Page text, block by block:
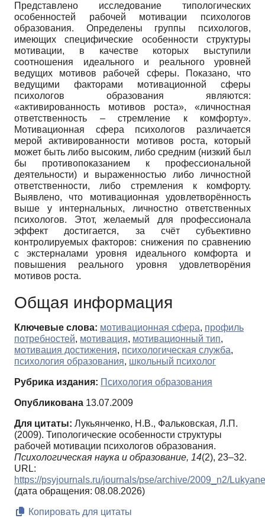
Представлено исследование типологических
особенностей рабочей мотивации психологов
образования. Определены группы психологов,
имеющих специфические особенности структуры
мотивации, в качестве которых выступили
соотношения идеального и реального уровней
ведущих мотивов рабочей сферы. Показано, что
ведущими факторами мотивационной сферы
психологов образования являются:
«активированность мотивов роста», «личностная
ответственность – стремление к комфорту».
Мотивационная сфера психологов различается
мерой активированности мотивов роста, который
может быть либо высоким, либо средним (низкий был
бы противопоказанием к профессиональной
деятельности) и выраженностью либо личностной
ответственности, либо стремления к комфорту.
Выявлено, что мотивационная удовлетворённость
выше у интернальных, личностно ответственных
психологов. Этот, желаемый для профессионала
эффект достигается, за счёт субъективно
контролируемых факторов: снижения по сравнению
с экстерналами уровня идеального комфорта и
повышения реального уровня удовлетворёния
мотивов роста.
Общая информация
Ключевые слова: мотивационная сфера, профиль
потребностей, мотивация, мотивационный тип,
мотивация достижения, психологическая служба,
психология образования, школьный психолог
Рубрика издания: Психология образования
Опубликована 13.07.2009
Для цитаты: Лукьянченко, Н.В., Фальковская, Л.П.
(2009). Типологические особенности структуры
рабочей мотивации психологов образования.
Психологическая наука и образование, 14(2), 23–32.
URL:
https://psyjournals.ru/journals/pse/archive/2009_n2/
(дата обращения: 08.08.2026)
Копировать для цитаты